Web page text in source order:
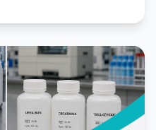
desviaciones a
y fortalecer la